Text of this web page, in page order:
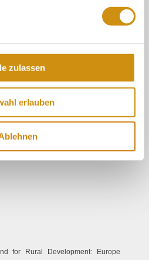
zulassen
erlauben
Algesheim
for Rural Development: Europe